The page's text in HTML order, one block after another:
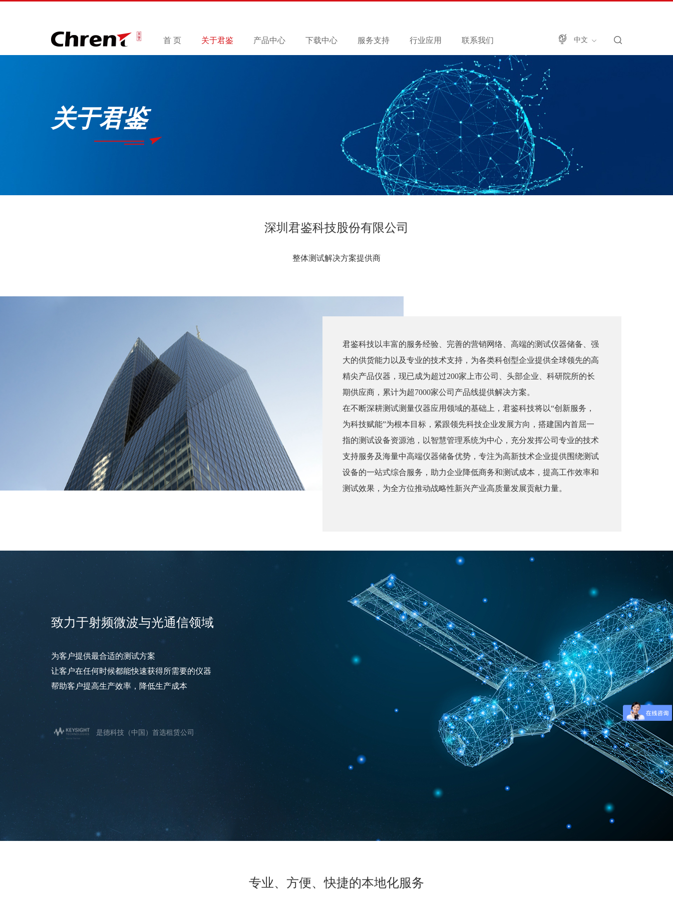
中文
首 页 关于君鉴 产品中心 下载中心 服务支持 行业应用 联系我们
关于君鉴
深圳君鉴科技股份有限公司
整体测试解决方案提供商
君鉴科技以丰富的服务经验、完善的营销网络、高端的测试仪器储备、强
大的供货能力以及专业的技术支持，为各类科创型企业提供全球领先的高
精尖产品仪器，现已成为超过200家上市公司、头部企业、科研院所的长
期供应商，累计为超7000家公司产品线提供解决方案。
在不断深耕测试测量仪器应用领域的基础上，君鉴科技将以“创新服务，
为科技赋能”为根本目标，紧跟领先科技企业发展方向，搭建国内首屈一
指的测试设备资源池，以智慧管理系统为中心，充分发挥公司专业的技术
支持服务及海量中高端仪器储备优势，专注为高新技术企业提供围绕测试
设备的一站式综合服务，助力企业降低商务和测试成本，提高工作效率和
测试效果，为全方位推动战略性新兴产业高质量发展贡献力量。
致力于射频微波与光通信领域
为客户提供最合适的测试方案
让客户在任何时候都能快速获得所需要的仪器
帮助客户提高生产效率，降低生产成本
是德科技（中国）首选租赁公司
专业、方便、快捷的本地化服务